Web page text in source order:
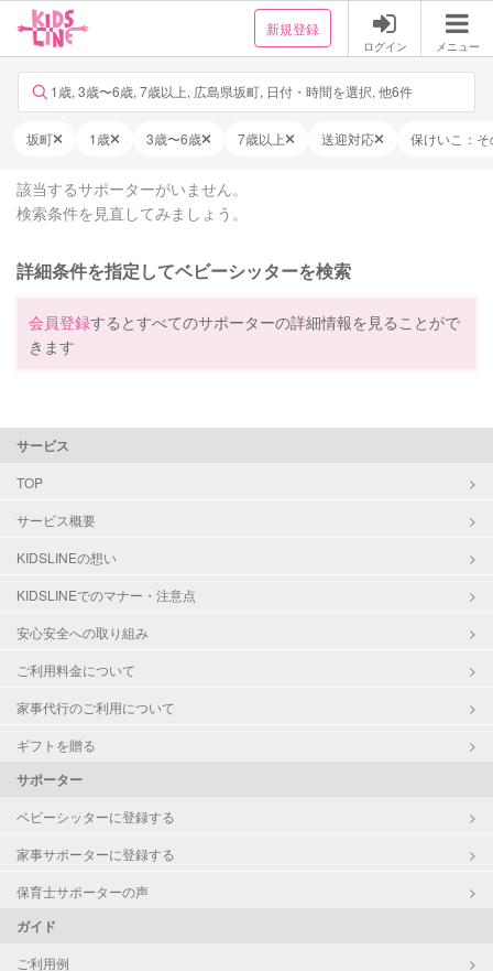
新規登録
ログイン メニュー
1歳, 3歳〜6歳, 7歳以上, 広島県坂町, 日付・時間を選択, 他6件
坂町 1歳 3歳〜6歳 7歳以上 送迎対応 保けいこ：そ
該当するサポーターがいません。
検索条件を見直してみましょう。
詳細条件を指定してベビーシッターを検索
会員登録するとすべてのサポーターの詳細情報を見ることがで
きます
サービス
TOP
サービス概要
KIDSLINEの想い
KIDSLINEでのマナー・注意点
安心安全への取り組み
ご利用料金について
家事代行のご利用について
ギフトを贈る
サポーター
ベビーシッターに登録する
家事サポーターに登録する
保育士サポーターの声
ガイド
ご利用例